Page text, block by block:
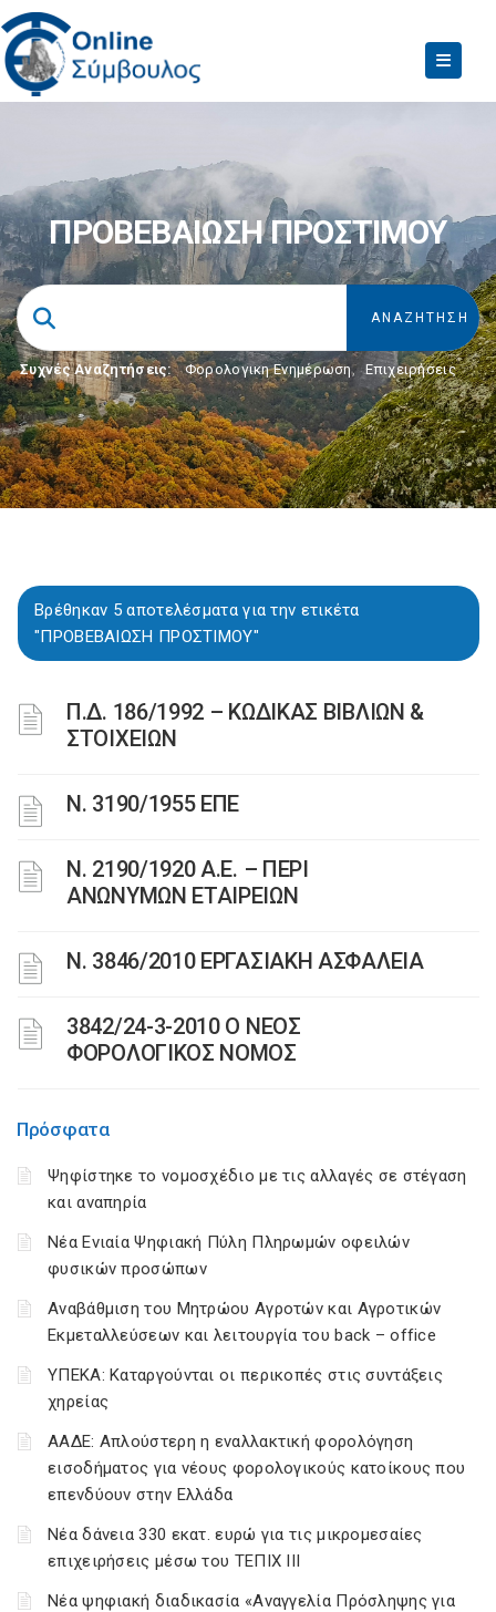
ΠΡΟΒΕΒΑΙΩΣΗ ΠΡΟΣΤΙΜΟΥ
Συχνές Αναζητήσεις: Φορολογικη Ενημέρωση, Επιχειρήσεις
Βρέθηκαν 5 αποτελέσματα για την ετικέτα
"ΠΡΟΒΕΒΑΙΩΣΗ ΠΡΟΣΤΙΜΟΥ"
Π.Δ. 186/1992 – ΚΩΔΙΚΑΣ ΒΙΒΛΙΩΝ &
ΣΤΟΙΧΕΙΩΝ
Ν. 3190/1955 ΕΠΕ
Ν. 2190/1920 Α.Ε. – ΠΕΡΙ
ΑΝΩΝΥΜΩΝ ΕΤΑΙΡΕΙΩΝ
Ν. 3846/2010 ΕΡΓΑΣΙΑΚΗ ΑΣΦΑΛΕΙΑ
3842/24-3-2010 Ο ΝΕΟΣ
ΦΟΡΟΛΟΓΙΚΟΣ ΝΟΜΟΣ
Πρόσφατα
Ψηφίστηκε το νομοσχέδιο με τις αλλαγές σε στέγαση
και αναπηρία
Νέα Ενιαία Ψηφιακή Πύλη Πληρωμών οφειλών
φυσικών προσώπων
Αναβάθμιση του Μητρώου Αγροτών και Αγροτικών
Εκμεταλλεύσεων και λειτουργία του back – office
ΥΠΕΚΑ: Καταργούνται οι περικοπές στις συντάξεις
χηρείας
ΑΑΔΕ: Απλούστερη η εναλλακτική φορολόγηση
εισοδήματος για νέους φορολογικούς κατοίκους που
επενδύουν στην Ελλάδα
Νέα δάνεια 330 εκατ. ευρώ για τις μικρομεσαίες
επιχειρήσεις μέσω του ΤΕΠΙΧ ΙΙΙ
Νέα ψηφιακή διαδικασία «Αναγγελία Πρόσληψης για